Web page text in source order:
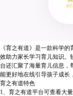
《育之有道》是一款科学
效助力家长学习育儿知识。
台还汇聚了海量育儿信息，
能更好地在线引导孩子成长
育之有道特色
1、育之有道平台可查看大